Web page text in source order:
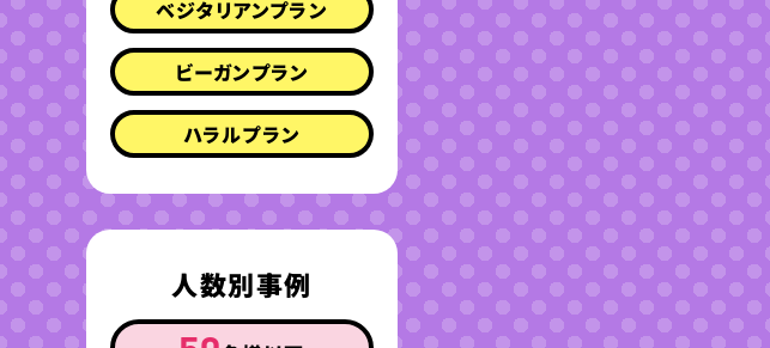
ベジタリアンプラン
ビーガンプラン
ハラルプラン
人数別事例